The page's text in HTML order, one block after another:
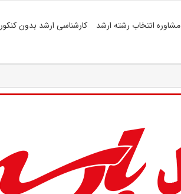
مشاوره انتخاب رشته ارشد کارشناسی ارشد بدون کنکور